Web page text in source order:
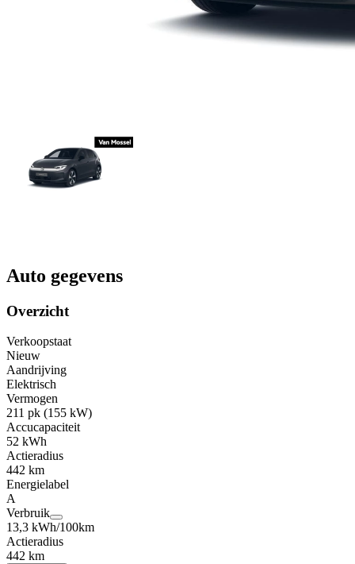
Auto gegevens
Overzicht
Verkoopstaat
Nieuw
Aandrijving
Elektrisch
Vermogen
211 pk (155 kW)
Accucapaciteit
52 kWh
Actieradius
442 km
Energielabel
A
Verbruik
13,3 kWh/100km
Actieradius
442 km